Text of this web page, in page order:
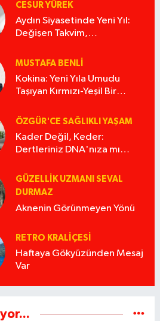
CESUR YÜREK
Aydın Siyasetinde Yeni Yıl:
Değişen Takvim,
MUSTAFA BENLI
Kokina: Yeni Yıla Umudu
Taşıyan Kırmızı-Yeşil Bir
ÖZGÜR'CE SAĞLIKLI YAŞAM
Kader Değil, Keder:
Dertleriniz DNA'nıza mı
GÜZELLIK UZMANI SEVAL
DURMAZ
Aknenin Görünmeyen Yönü
RETRO KRALIÇESI
Haftaya Gökyüzünden Mesaj
Var